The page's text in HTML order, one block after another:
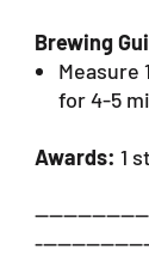
Brewing
Measure
for 4-5
Awards: 1